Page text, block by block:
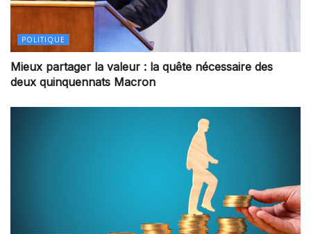
POLITIQUE
Mieux partager la valeur : la quête nécessaire des
deux quinquennats Macron